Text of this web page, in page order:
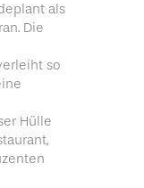
als
Die
so
Hülle